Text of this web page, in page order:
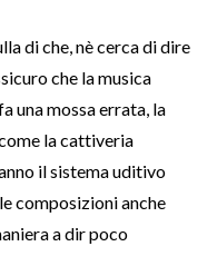
di che, nè cerca di dire
che la musica
una mossa errata, la
la cattiveria
il sistema uditivo
composizioni anche
a dir poco